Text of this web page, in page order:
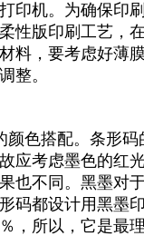
印机。为确保印
性版印刷工艺，
料，要考虑好薄
整。
色搭配。条形
应考虑墨色的红
也不同。黑墨对
码都设计用黑墨
，所以，它是最